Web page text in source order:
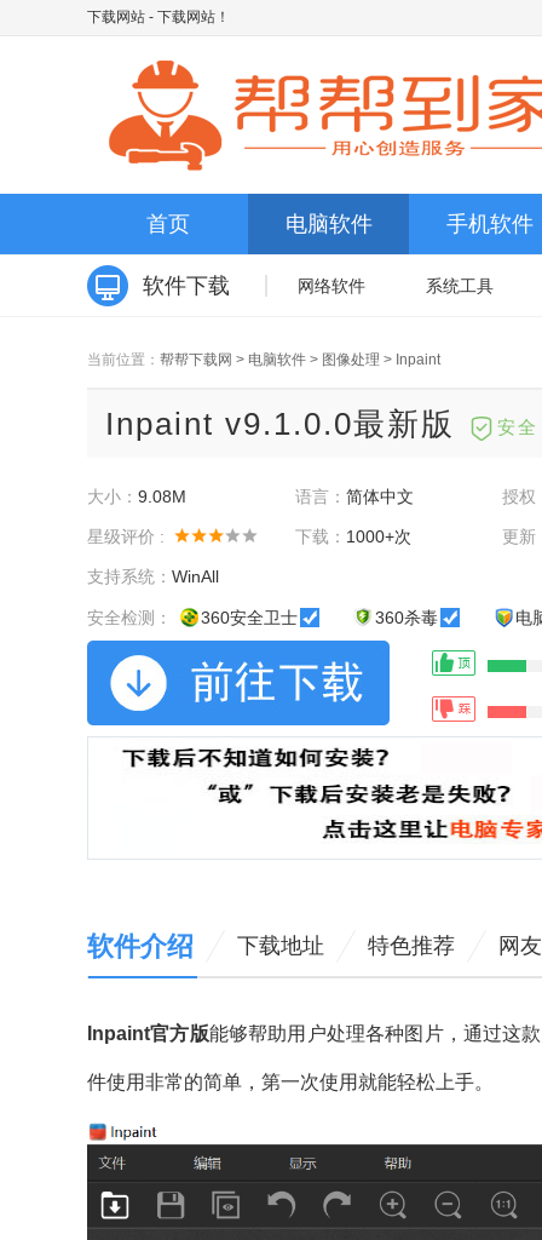
下载网站 - 下载网站！
首页 电脑软件 手机软件
软件下载 网络软件 系统工具
当前位置： 帮帮下载网 > 电脑软件 > 图像处理 > Inpaint
Inpaint v9.1.0.0最新版 安全
大小： 9.08M 语言： 简体中文 授权
星级评价 : 下载： 1000+次 更新
支持系统： WinAll
安全检测： 360安全卫士 360杀毒 电
软件介绍 下载地址 特色推荐 网
Inpaint官方版能够帮助用户处理各种图片，通过这
件使用非常的简单，第一次使用就能轻松上手。